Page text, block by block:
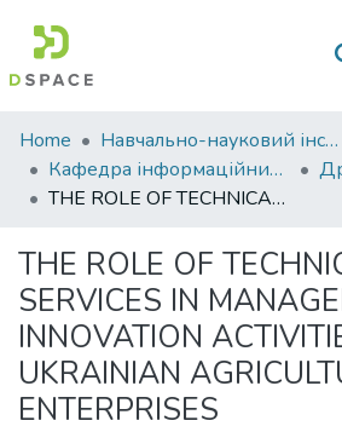
Communities
&
Collections
Statistics
Home
Навчально-науковий інститут економіки, управління, права та інформаційних технологій
Кафедра інформаційних систем та технологій
THE ROLE OF TECHNICAL SERVICES IN MANAGEMENT OF INNOVATION ACTIVITIES AT UKRAINIAN AGRICULTURAL ENTERPRISES
THE ROLE OF
SERVICES IN
INNOVATION
UKRAINIAN
ENTERPRISES